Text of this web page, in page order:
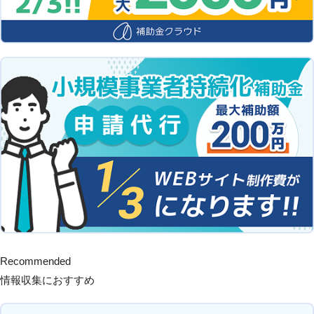
Recommended
情報収集におすすめ